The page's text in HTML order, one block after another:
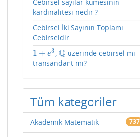
Cebirsel sayilar kumesinin
kardinalitesi nedir ?
Cebirsel İki Sayının Toplamı
Cebirseldir
1 + e3
1+e3 , Q
Q üzerinde cebirsel mi
transandant mı?
Tüm kategoriler
Akademik Matematik 737